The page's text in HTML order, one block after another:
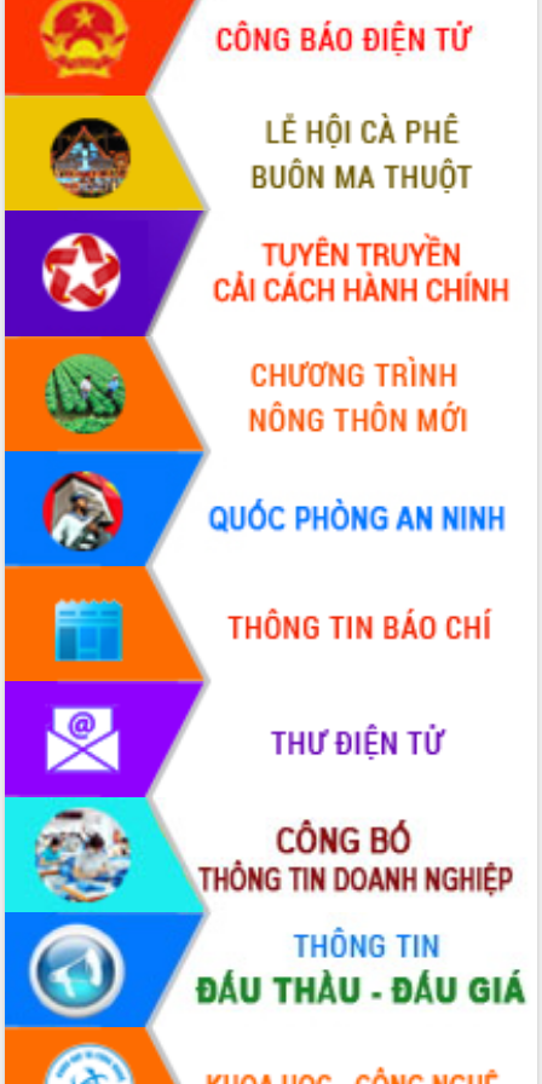
món ăn từ sầu riêng
Đắk Lắk công bố Quy hoạch và xúc
tiến đầu tư tỉnh
Ngành cá ngừ Đắk Lắk chủ động thích
ứng để giữ vững thị trường xuất khẩu
Diễn đàn Kinh tế tư nhân Việt Nam đột
phá cơ chế - Hợp tác công tư
Đề án 06 tạo bước ngoặt đột phá trong
cải cách hành chính tỉnh Đắk Lắk
Kết nối tour, đẩy mạnh chuyển đổi số
để phát triển du lịch Đắk Lắk
Khởi động Dự án Đầu tư xây dựng hạ
tầng kỹ thuật Cụm công nghiệp Tân
Gặp mặt các cơ quan báo chí nhân Kỷ
niệm 101 năm Ngày Báo chí Cách
mạng Việt Nam
Đắk Lắk sơ kết 4 năm triển khai thực
hiện Đề án 06 của Chính phủ
Họp báo thông tin về Hội nghị Công bố
Quy hoạch và Xúc tiến đầu tư tỉnh Đắk
Lắk
Khơi thông điểm nghẽn, đẩy nhanh
giải ngân vốn khắc phục thiên tai
HĐND tỉnh thông qua điều chỉnh Quy
hoạch tỉnh thời kỳ 2021-2030
Hội thảo góp ý hồ sơ điều chỉnh quy
hoạch tỉnh Đắk Lắk thời kỳ 2021-2030,
tầm nhìn đến năm 2050
Nâng cao hiệu quả hoạt động của các
doanh nghiệp nhà nước
Hội nghị triển khai kết nối mạng
truyền số liệu chuyên dùng phục vụ cơ
quan Đảng, Nhà nước
Lễ phát động chuỗi hoạt động chung
tay làm sạch môi trường
Xã Ea Kar bước chuyển mình trong
công tác cải cách hành chính mô hình
mới
UBND tỉnh họp báo định kỳ tháng 4
năm 2026